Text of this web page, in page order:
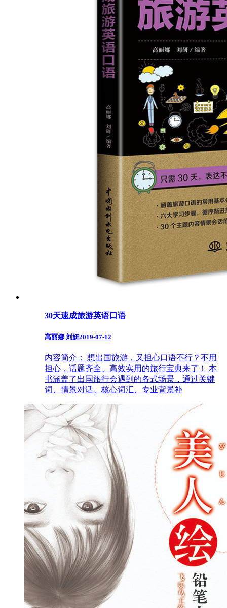
30天速成旅游英语口语
高丽娜 刘妍2019-07-12
内容简介： 想出国旅游，又担心口语不行？不用
担心，话题齐全、高效实用的旅行宝典来了！ 本
书涵盖了出国旅行会遇到的各式场景，通过关键
词、情景对话、核心词汇、专业背景补